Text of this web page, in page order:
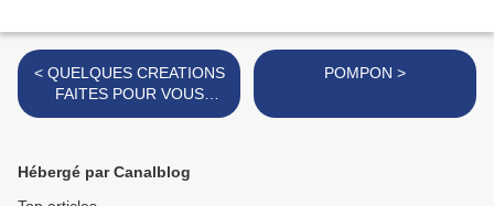
< QUELQUES CREATIONS
FAITES POUR VOUS
AVANT DE PARTIR EN
POMPON >
Hébergé par Canalblog